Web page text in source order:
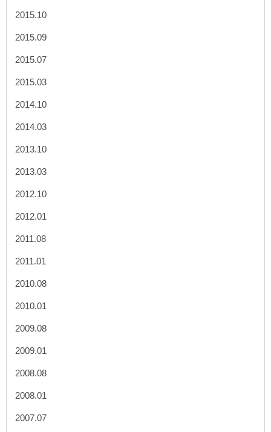
2015.10
2015.09
2015.07
2015.03
2014.10
2014.03
2013.10
2013.03
2012.10
2012.01
2011.08
2011.01
2010.08
2010.01
2009.08
2009.01
2008.08
2008.01
2007.07